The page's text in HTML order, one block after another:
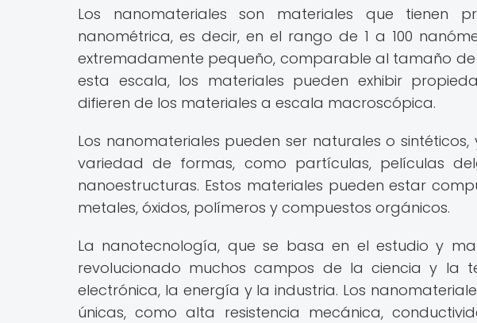
Los nanomateriales son materiales que tienen
nanométrica, es decir, en el rango de 1 a 100
extremadamente pequeño, comparable al tamaño de
esta escala, los materiales pueden exhibir
difieren de los materiales a escala macroscópica.
Los nanomateriales pueden ser naturales o
variedad de formas, como partículas, películas
nanoestructuras. Estos materiales pueden estar
metales, óxidos, polímeros y compuestos orgánicos.
La nanotecnología, que se basa en el estudio y
revolucionado muchos campos de la ciencia y la
electrónica, la energía y la industria. Los
únicas, como alta resistencia mecánica,